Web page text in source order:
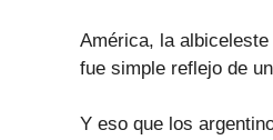
América, la
fue simple reflejo de
Y eso que los